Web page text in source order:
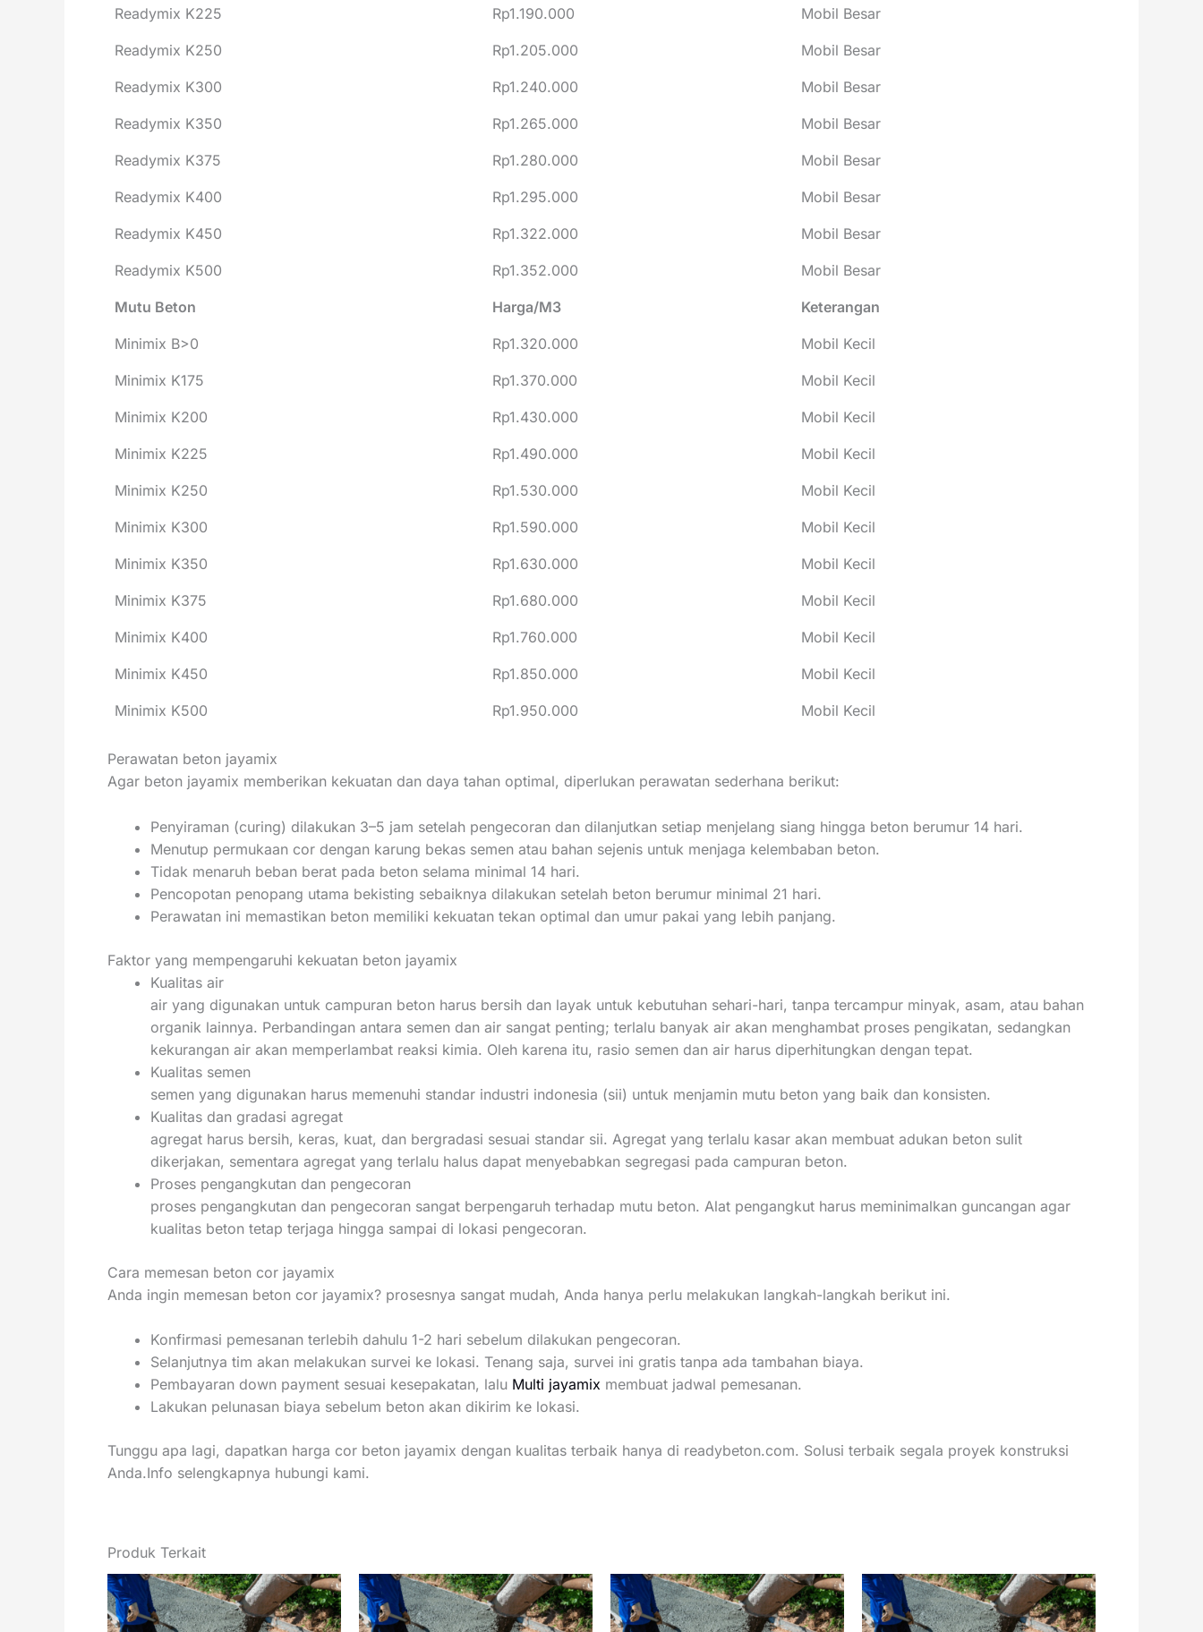
Readymix K225 Rp1.190.000 Mobil Besar
Readymix K250 Rp1.205.000 Mobil Besar
Readymix K300 Rp1.240.000 Mobil Besar
Readymix K350 Rp1.265.000 Mobil Besar
Readymix K375 Rp1.280.000 Mobil Besar
Readymix K400 Rp1.295.000 Mobil Besar
Readymix K450 Rp1.322.000 Mobil Besar
Readymix K500 Rp1.352.000 Mobil Besar
Mutu Beton Harga/M3 Keterangan
Minimix B>0 Rp1.320.000 Mobil Kecil
Minimix K175 Rp1.370.000 Mobil Kecil
Minimix K200 Rp1.430.000 Mobil Kecil
Minimix K225 Rp1.490.000 Mobil Kecil
Minimix K250 Rp1.530.000 Mobil Kecil
Minimix K300 Rp1.590.000 Mobil Kecil
Minimix K350 Rp1.630.000 Mobil Kecil
Minimix K375 Rp1.680.000 Mobil Kecil
Minimix K400 Rp1.760.000 Mobil Kecil
Minimix K450 Rp1.850.000 Mobil Kecil
Minimix K500 Rp1.950.000 Mobil Kecil
Perawatan beton jayamix
Agar beton jayamix memberikan kekuatan dan daya tahan optimal, diperlukan perawatan sederhana berikut:
Penyiraman (curing) dilakukan 3–5 jam setelah pengecoran dan dilanjutkan setiap menjelang siang hingga beton berumur 14 hari.
Menutup permukaan cor dengan karung bekas semen atau bahan sejenis untuk menjaga kelembaban beton.
Tidak menaruh beban berat pada beton selama minimal 14 hari.
Pencopotan penopang utama bekisting sebaiknya dilakukan setelah beton berumur minimal 21 hari.
Perawatan ini memastikan beton memiliki kekuatan tekan optimal dan umur pakai yang lebih panjang.
Faktor yang mempengaruhi kekuatan beton jayamix
Kualitas air
air yang digunakan untuk campuran beton harus bersih dan layak untuk kebutuhan sehari-hari, tanpa tercampur minyak, asam, atau bahan
organik lainnya. Perbandingan antara semen dan air sangat penting; terlalu banyak air akan menghambat proses pengikatan, sedangkan
kekurangan air akan memperlambat reaksi kimia. Oleh karena itu, rasio semen dan air harus diperhitungkan dengan tepat.
Kualitas semen
semen yang digunakan harus memenuhi standar industri indonesia (sii) untuk menjamin mutu beton yang baik dan konsisten.
Kualitas dan gradasi agregat
agregat harus bersih, keras, kuat, dan bergradasi sesuai standar sii. Agregat yang terlalu kasar akan membuat adukan beton sulit
dikerjakan, sementara agregat yang terlalu halus dapat menyebabkan segregasi pada campuran beton.
Proses pengangkutan dan pengecoran
proses pengangkutan dan pengecoran sangat berpengaruh terhadap mutu beton. Alat pengangkut harus meminimalkan guncangan agar
kualitas beton tetap terjaga hingga sampai di lokasi pengecoran.
Cara memesan beton cor jayamix
Anda ingin memesan beton cor jayamix? prosesnya sangat mudah, Anda hanya perlu melakukan langkah-langkah berikut ini.
Konfirmasi pemesanan terlebih dahulu 1-2 hari sebelum dilakukan pengecoran.
Selanjutnya tim akan melakukan survei ke lokasi. Tenang saja, survei ini gratis tanpa ada tambahan biaya.
Pembayaran down payment sesuai kesepakatan, lalu Multi jayamix membuat jadwal pemesanan.
Lakukan pelunasan biaya sebelum beton akan dikirim ke lokasi.
Tunggu apa lagi, dapatkan harga cor beton jayamix dengan kualitas terbaik hanya di readybeton.com. Solusi terbaik segala proyek konstruksi
Anda.Info selengkapnya hubungi kami.
Produk Terkait